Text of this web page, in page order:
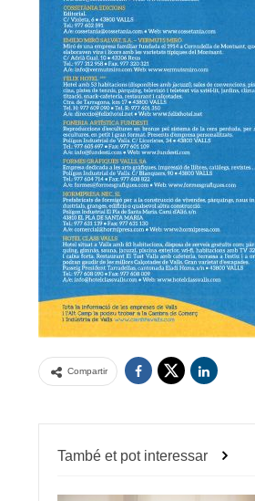
Compartir
També et pot interessar